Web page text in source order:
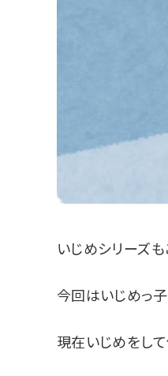
いじめシリーズも
今回はいじめっ
現在いじめをし